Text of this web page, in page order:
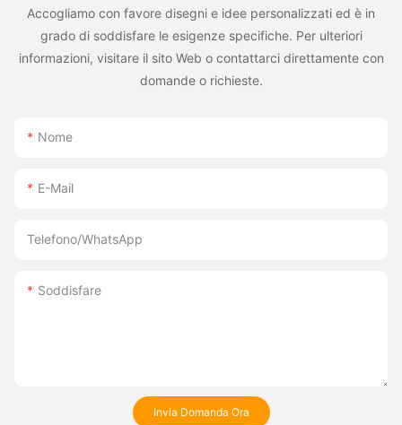
Accogliamo con favore disegni e idee personalizzati ed è in
grado di soddisfare le esigenze specifiche. Per ulteriori
informazioni, visitare il sito Web o contattarci direttamente con
domande o richieste.
Nome
E-Mail
Telefono/WhatsApp
Soddisfare
Invia Domanda Ora